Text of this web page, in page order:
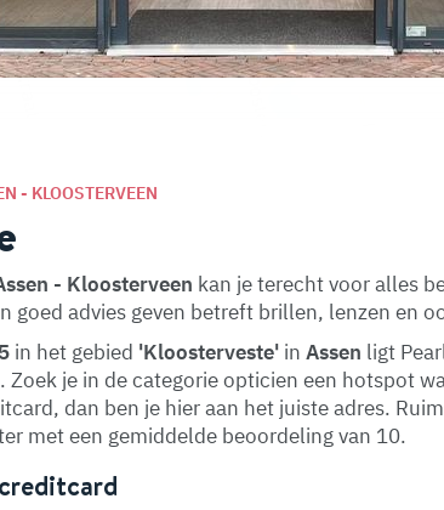
- KLOOSTERVEEN
- Kloosterveen kan je terecht voor alles
goed advies geven betreft brillen, lenzen en
in het gebied 'Kloosterveste' in Assen ligt
Zoek je in de categorie opticien een hotspot
dan ben je hier aan het juiste adres.
met een gemiddelde beoordeling van 10.